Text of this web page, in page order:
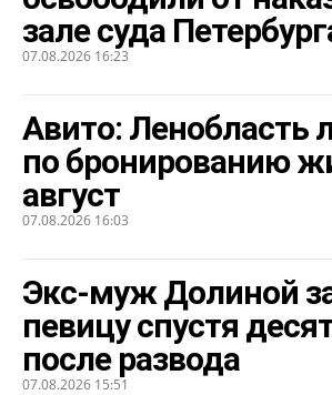
зале суда
07.08.2026 16:23
Авито: Ленобласть
по бронированию
август
07.08.2026 16:03
Экс-муж Долиной
певицу спустя
после развода
07.08.2026 15:51